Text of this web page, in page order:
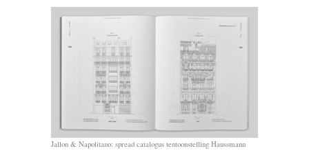
Jallon & Napolitano: spread catalogus tentoonstelling Haussmann